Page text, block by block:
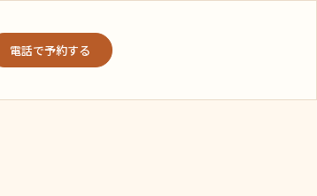
電話で予約する